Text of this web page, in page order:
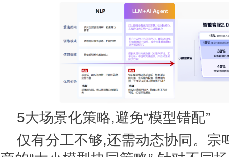
5大场景化策略,避免“模型错配”
仅有分工不够,还需动态协同。宗